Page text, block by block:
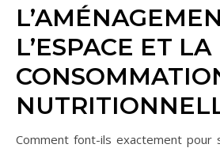
L’ESPACE ET LA
Comment font-ils exactement pour